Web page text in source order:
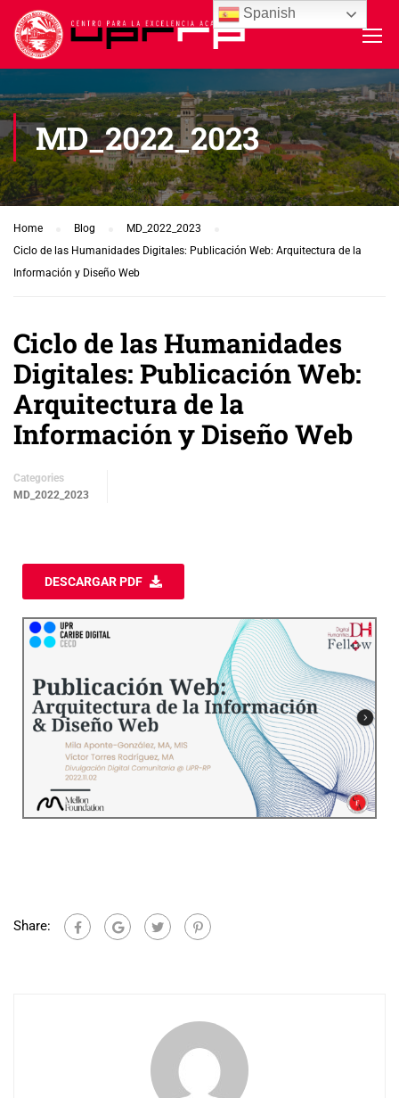
MD_2022_2023
Home Blog
MD_2022_2023
Ciclo de las Humanidades Digitales: Publicación Web: Arquitectura de la
Información y Diseño Web
Ciclo de las Humanidades
Digitales: Publicación Web:
Arquitectura de la
Información y Diseño Web
Categories
MD_2022_2023
DESCARGAR PDF
Share:
Spanish